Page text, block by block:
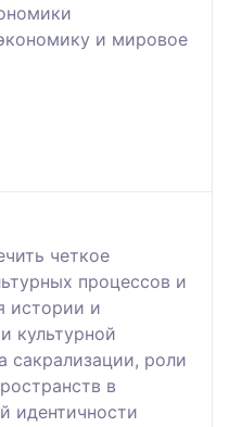
и мировое
четкое
процессов и
истории и
культурной
сакрализации, роли
в
идентичности